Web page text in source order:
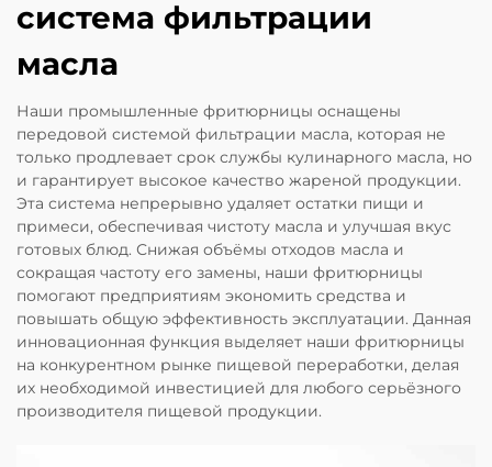
система фильтрации
масла
Наши промышленные фритюрницы оснащены
передовой системой фильтрации масла, которая не
только продлевает срок службы кулинарного масла, но
и гарантирует высокое качество жареной продукции.
Эта система непрерывно удаляет остатки пищи и
примеси, обеспечивая чистоту масла и улучшая вкус
готовых блюд. Снижая объёмы отходов масла и
сокращая частоту его замены, наши фритюрницы
помогают предприятиям экономить средства и
повышать общую эффективность эксплуатации. Данная
инновационная функция выделяет наши фритюрницы
на конкурентном рынке пищевой переработки, делая
их необходимой инвестицией для любого серьёзного
производителя пищевой продукции.